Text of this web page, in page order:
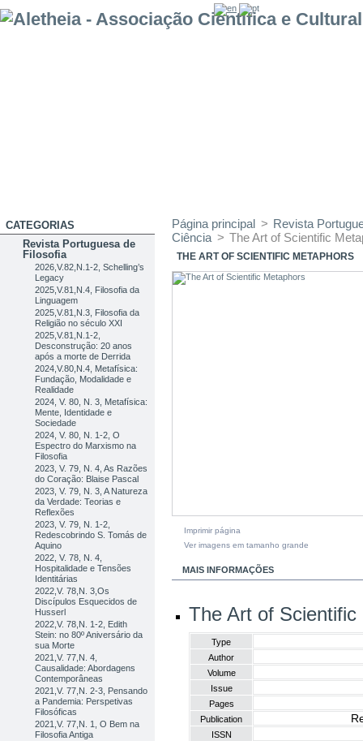
CATEGORIAS
Revista Portuguesa de
Filosofia
2026,V.82,N.1-2, Schelling’s
Legacy
2025,V.81,N.4, Filosofia da
Linguagem
2025,V.81,N.3, Filosofia da
Religião no século XXI
2025,V.81,N.1-2,
Desconstrução: 20 anos
após a morte de Derrida
2024,V.80,N.4, Metafísica:
Fundação, Modalidade e
Realidade
2024, V. 80, N. 3, Metafísica:
Mente, Identidade e
Sociedade
2024, V. 80, N. 1-2, O
Espectro do Marxismo na
Filosofia
2023, V. 79, N. 4, As Razões
do Coração: Blaise Pascal
2023, V. 79, N. 3, A Natureza
da Verdade: Teorias e
Reflexões
2023, V. 79, N. 1-2,
Redescobrindo S. Tomás de
Aquino
2022, V. 78, N. 4,
Hospitalidade e Tensões
Identitárias
2022,V. 78,N. 3,Os
Discípulos Esquecidos de
Husserl
2022,V. 78,N. 1-2, Edith
Stein: no 80º Aniversário da
sua Morte
2021,V. 77,N. 4,
Causalidade: Abordagens
Contemporâneas
2021,V. 77,N. 2-3, Pensando
a Pandemia: Perspetivas
Filosóficas
2021,V. 77,N. 1, O Bem na
Filosofia Antiga
Página principal > Revista
Ciência > The Art of Scientific
THE ART OF SCIENTIFIC METAPHORS
Imprimir página
Ver imagens em tamanho grande
MAIS INFORMAÇÕES
The Art of Scientific
Type
Author
Volume
Issue
Pages
Publication
ISSN